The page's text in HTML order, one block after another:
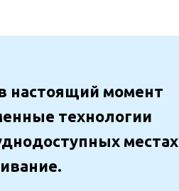
настоящий момент
технологии
местах